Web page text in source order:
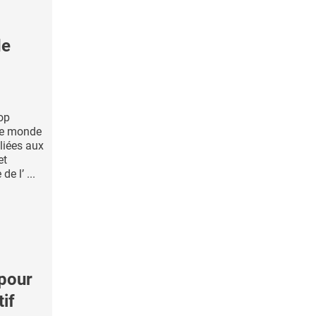
monde
aux
l’ ...